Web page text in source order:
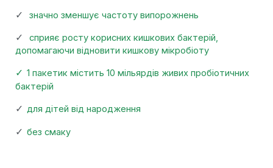
✓ значно зменшує частоту випорожнень
✓
сприяє росту корисних кишкових бактерій,
допомагаючи відновити кишкову мікробіоту
✓ 1 пакетик містить 10 мільярдів живих пробіотичних
бактерій
✓ для дітей від народження
✓ без смаку